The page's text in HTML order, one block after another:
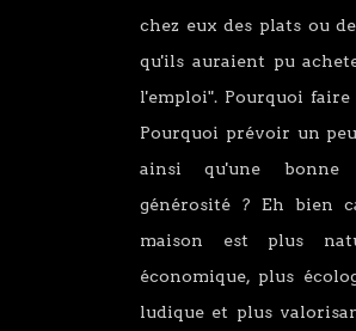
chez eux des plats ou
qu'ils auraient pu
l'emploi". Pourquoi faire
Pourquoi prévoir un
ainsi qu'une bonne
générosité ? Eh bien
maison est plus
économique, plus
ludique et plus